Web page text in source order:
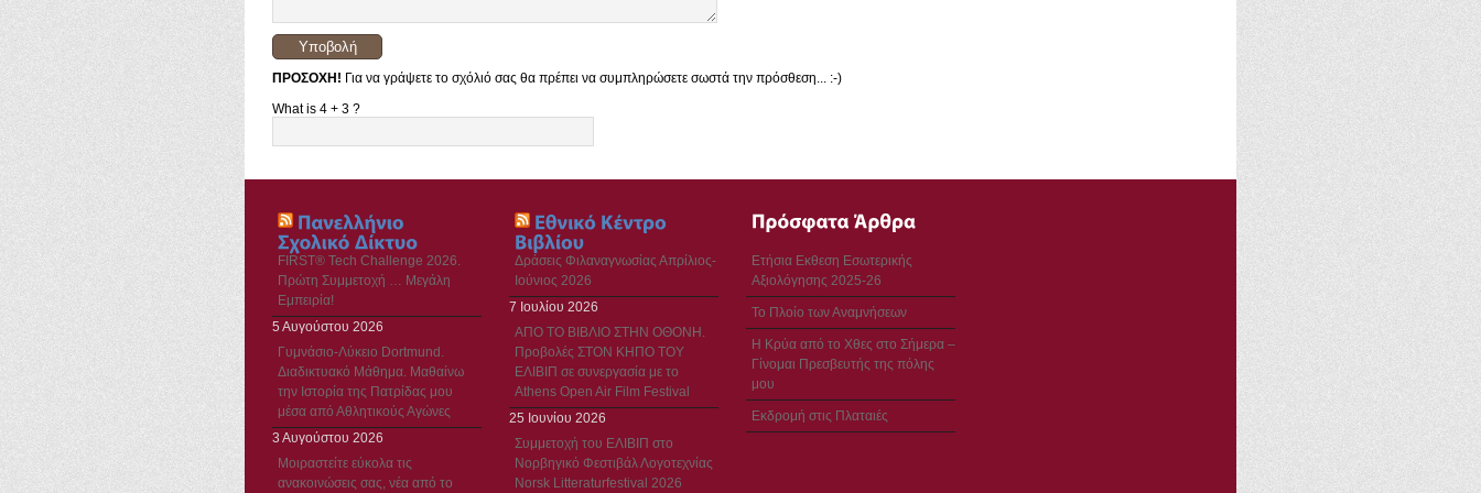
ΠΡΟΣΟΧΗ! Για να γράψετε το σχόλιό σας θα πρέπει να συμπληρώσετε σωστά την πρόσθεση... :-)
What is 4 + 3 ?
FIRST® Tech Challenge 2026.
Πρώτη Συμμετοχή … Μεγάλη
Εμπειρία!
5 Αυγούστου 2026
Γυμνάσιο-Λύκειο Dortmund.
Διαδικτυακό Μάθημα. Μαθαίνω
την Ιστορία της Πατρίδας μου
μέσα από Αθλητικούς Αγώνες
3 Αυγούστου 2026
Μοιραστείτε εύκολα τις
ανακοινώσεις σας, νέα από το
Δράσεις Φιλαναγνωσίας Απρίλιος-
Ιούνιος 2026
7 Ιουλίου 2026
ΑΠΟ ΤΟ ΒΙΒΛΙΟ ΣΤΗΝ ΟΘΟΝΗ.
Προβολές ΣΤΟΝ ΚΗΠΟ ΤΟΥ
ΕΛΙΒΙΠ σε συνεργασία με το
Athens Open Air Film Festival
25 Ιουνίου 2026
Συμμετοχή του ΕΛΙΒΙΠ στο
Νορβηγικό Φεστιβάλ Λογοτεχνίας
Norsk Litteraturfestival 2026
Ετήσια Εκθεση Εσωτερικής
Αξιολόγησης 2025-26
Το Πλοίο των Αναμνήσεων
Η Κρύα από το Χθες στο Σήμερα –
Γίνομαι Πρεσβευτής της πόλης
μου
Εκδρομή στις Πλαταιές